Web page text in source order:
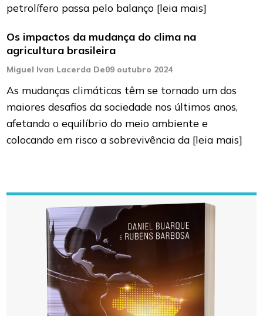
petrolífero passa pelo balanço [leia mais]
Os impactos da mudança do clima na
agricultura brasileira
Miguel Ivan Lacerda De09 outubro 2024
As mudanças climáticas têm se tornado um dos
maiores desafios da sociedade nos últimos anos,
afetando o equilíbrio do meio ambiente e
colocando em risco a sobrevivência da [leia mais]